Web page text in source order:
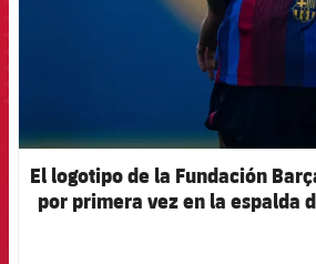
El logotipo de la Fundación
por primera vez en la espalda